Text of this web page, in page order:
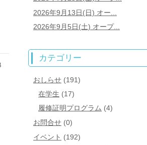
2026年9月13日(日) オー...
2026年9月5日(土) オープ...
カテゴリー
おしらせ (191)
在学生 (17)
履修証明プログラム (4)
お問合せ (0)
イベント (192)